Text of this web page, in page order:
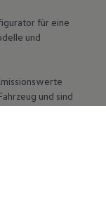
für eine
und
und sind